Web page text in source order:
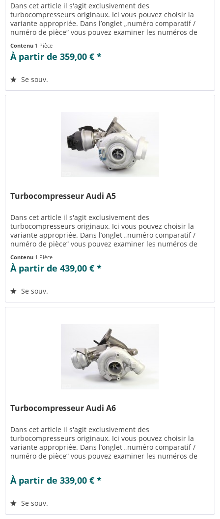
Dans cet article il s'agit exclusivement des
turbocompresseurs originaux. Ici vous pouvez choisir la
variante appropriée. Dans l’onglet „numéro comparatif /
numéro de pièce“ vous pouvez examiner les numéros de
Contenu 1 Pièce
À partir de 359,00 € *
Se souv.
Turbocompresseur Audi A5
Dans cet article il s'agit exclusivement des
turbocompresseurs originaux. Ici vous pouvez choisir la
variante appropriée. Dans l’onglet „numéro comparatif /
numéro de pièce“ vous pouvez examiner les numéros de
pièce appropriés pour la...
Contenu 1 Pièce
À partir de 439,00 € *
Se souv.
Turbocompresseur Audi A6
Dans cet article il s'agit exclusivement des
turbocompresseurs originaux. Ici vous pouvez choisir la
variante appropriée. Dans l’onglet „numéro comparatif /
numéro de pièce“ vous pouvez examiner les numéros de
À partir de 339,00 € *
Se souv.